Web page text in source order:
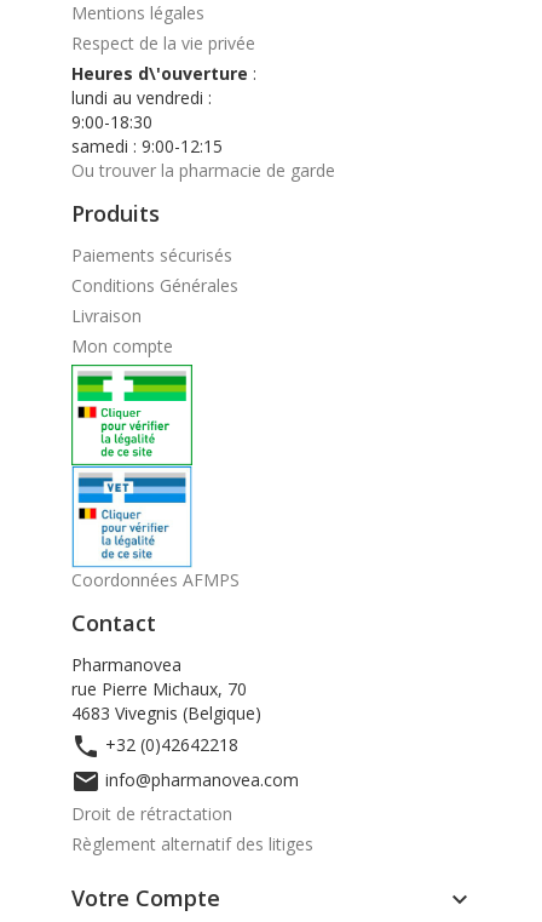
Mentions légales
Respect de la vie privée
Heures d\'ouverture :
lundi au vendredi :
9:00-18:30
samedi : 9:00-12:15
Ou trouver la pharmacie de garde
Produits
Paiements sécurisés
Conditions Générales
Livraison
Mon compte
Coordonnées AFMPS
Contact
Pharmanovea
rue Pierre Michaux, 70
4683 Vivegnis (Belgique)
 +32 (0)42642218
 info@pharmanovea.com
Droit de rétractation
Règlement alternatif des litiges
Votre Compte 